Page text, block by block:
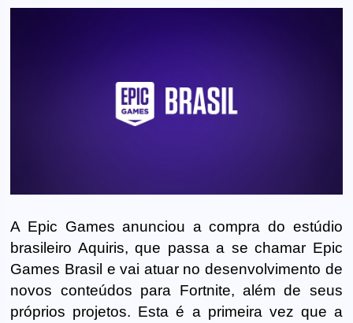
A Epic Games anunciou a compra do estúdio
brasileiro Aquiris, que passa a se chamar Epic
Games Brasil e vai atuar no desenvolvimento de
novos conteúdos para Fortnite, além de seus
próprios projetos. Esta é a primeira vez que a